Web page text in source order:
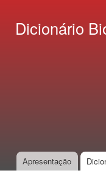
Dicionário
Main menu
Apresentação